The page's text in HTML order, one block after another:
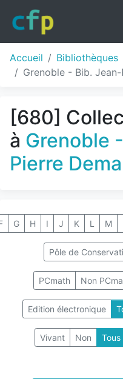
Accueil
Bibliothèques
Grenoble - Bib.
[680]
à Grenoble
Pierre
G H I J K L M
Pôle de
PCmath Non
Edition électronique
Vivant Non Tous